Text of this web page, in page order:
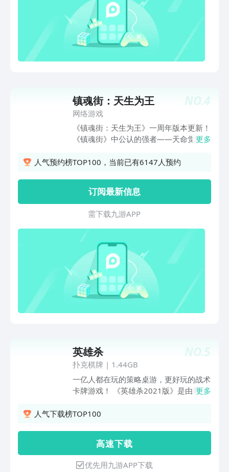
NO.4
镇魂街：天生为王
网络游戏
《镇魂街：天生为王》一周年版本更新！
《镇魂街》中公认的强者——天命觉醒寄
降临。还有[天武擂台]、[荣誉会战]等全
典，重燃这条街！
更多
人气预约榜TOP100，当前已有6147人预约
订阅最新信息
需 下 载 九 游 A P P
NO.5
英雄杀
扑克棋牌 | 1.44GB
一亿人都在玩的策略桌游，更好玩的战术
卡牌游戏！ 《英雄杀2021版》是由腾讯
国历史与桌面游戏进行结合。以独有的方
还拥有丰富的3V3、排位赛及好友组队等
模式，更革新地融入英雄DIY、宝具搭配
玩法，万千的关卡挑战，还有最新的世界
更多
人气下载榜TOP100
高 速 下 载
优先用九游APP下载